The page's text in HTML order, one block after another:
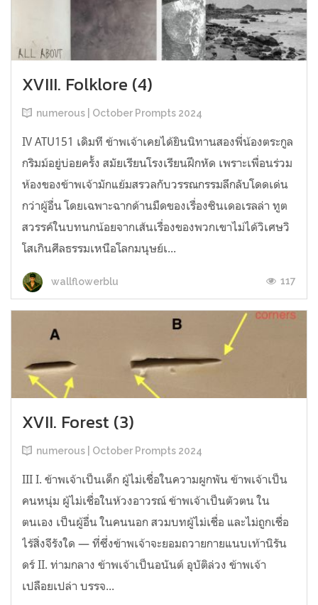
XVIII. Folklore (4)
numerous | October Prompts 2024
IV ATU151 เดิมที ข้าพเจ้าเคยได้ยินนิทานสองพี่น้องตระกูล
กริมม์อยู่บ่อยครั้ง สมัยเรียนโรงเรียนฝึกหัด เพราะเพื่อนร่วม
ห้องของข้าพเจ้ามักแย้มสรวลกับวรรณกรรมลึกลับโดดเด่น
กว่าผู้อื่น โดยเฉพาะฉากด้านมืดของเรื่องซินเดอเรลล่า ทูต
สวรรค์ในบทนกน้อยจากเส้นเรื่องของพวกเขาไม่ได้วิเศษวิ
โสเกินศีลธรรมเหนือโลกมนุษย์เ...
wallflowerblu 117
XVII. Forest (3)
numerous | October Prompts 2024
III I. ข้าพเจ้าเป็นเด็ก ผู้ไม่เชื่อในความผูกพัน ข้าพเจ้าเป็น
คนหนุ่ม ผู้ไม่เชื่อในห้วงอาวรณ์ ข้าพเจ้าเป็นตัวตน ใน
ตนเอง เป็นผู้อื่น ในคนนอก สวมบทผู้ไม่เชื่อ และไม่ถูกเชื่อ
ไร้สิ่งจีรังใด — ที่ซึ่งข้าพเจ้าจะยอมถวายกายแนบเท้านิรัน
ดร์ II. ท่ามกลาง ข้าพเจ้าเป็นอนันต์ อุบัติล่วง ข้าพเจ้า
เปลือยเปล่า บรรจ...